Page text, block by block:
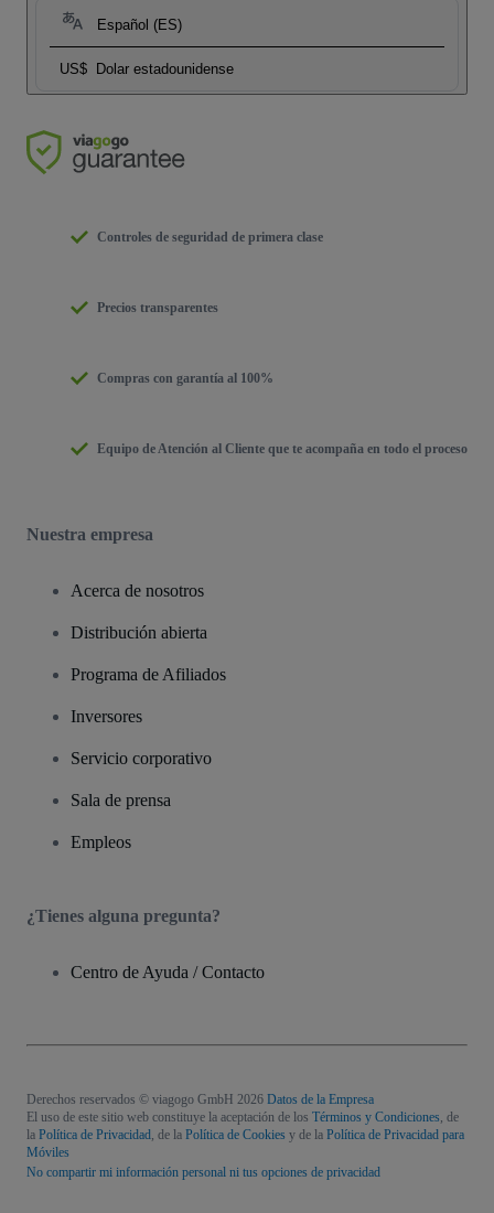
Español (ES)
US$ Dolar estadounidense
Controles de seguridad de primera clase
Precios transparentes
Compras con garantía al 100%
Equipo de Atención al Cliente que te acompaña en todo el proceso
Nuestra empresa
Acerca de nosotros
Distribución abierta
Programa de Afiliados
Inversores
Servicio corporativo
Sala de prensa
Empleos
¿Tienes alguna pregunta?
Centro de Ayuda / Contacto
Derechos reservados © viagogo GmbH 2026 Datos de la Empresa
El uso de este sitio web constituye la aceptación de los Términos y Condiciones, de
la Política de Privacidad, de la Política de Cookies y de la Política de Privacidad para
Móviles
No compartir mi información personal ni tus opciones de privacidad